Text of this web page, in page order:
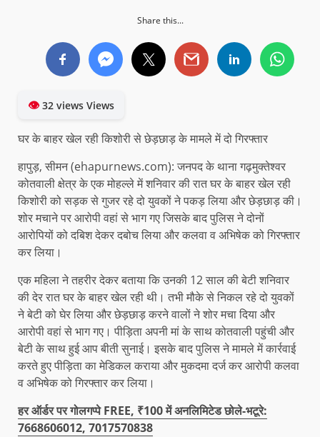
Share this...
👁32 views Views
घर के बाहर खेल रही किशोरी से छेड़छाड़ के मामले में दो गिरफ्तार
हापुड़, सीमन (ehapurnews.com): जनपद के थाना गढ़मुक्तेश्वर
कोतवाली क्षेत्र के एक मोहल्ले में शनिवार की रात घर के बाहर खेल रही
किशोरी को सड़क से गुजर रहे दो युवकों ने पकड़ लिया और छेड़छाड़ की।
शोर मचाने पर आरोपी वहां से भाग गए जिसके बाद पुलिस ने दोनों
आरोपियों को दबिश देकर दबोच लिया और कलवा व अभिषेक को गिरफ्तार
कर लिया।
एक महिला ने तहरीर देकर बताया कि उनकी 12 साल की बेटी शनिवार
की देर रात घर के बाहर खेल रही थी। तभी मौके से निकल रहे दो युवकों
ने बेटी को घेर लिया और छेड़छाड़ करने वालों ने शोर मचा दिया और
आरोपी वहां से भाग गए। पीड़िता अपनी मां के साथ कोतवाली पहुंची और
बेटी के साथ हुई आप बीती सुनाई। इसके बाद पुलिस ने मामले में कार्रवाई
करते हुए पीड़िता का मेडिकल कराया और मुकदमा दर्ज कर आरोपी कलवा
व अभिषेक को गिरफ्तार कर लिया।
हर ऑर्डर पर गोलगप्पे FREE, ₹100 में अनलिमिटेड छोले-भटूरे:
7668606012, 7017570838